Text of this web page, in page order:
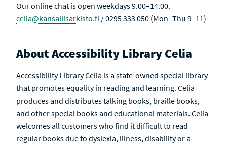
Our online chat is open weekdays 9.00–14.00.
celia@kansallisarkisto.fi / 0295 333 050 (Mon–Thu 9–11)
About Accessibility Library Celia
Accessibility Library Celia is a state-owned special library
that promotes equality in reading and learning. Celia
produces and distributes talking books, braille books,
and other special books and educational materials. Celia
welcomes all customers who find it difficult to read
regular books due to dyslexia, illness, disability or a